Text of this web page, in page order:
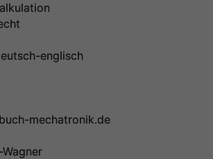
englisch
mechatronik.de